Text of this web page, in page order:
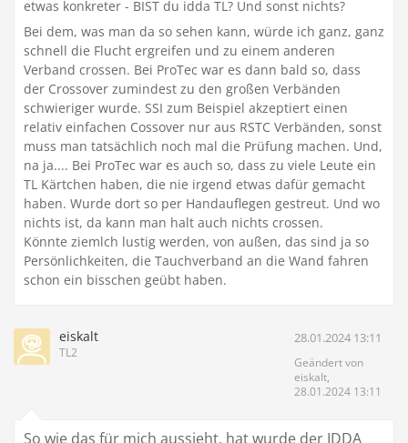
etwas konkreter - BIST du idda TL? Und sonst nichts?
Bei dem, was man da so sehen kann, würde ich ganz, ganz
schnell die Flucht ergreifen und zu einem anderen
Verband crossen. Bei ProTec war es dann bald so, dass
der Crossover zumindest zu den großen Verbänden
schwieriger wurde. SSI zum Beispiel akzeptiert einen
relativ einfachen Cossover nur aus RSTC Verbänden, sonst
muss man tatsächlich noch mal die Prüfung machen. Und,
na ja.... Bei ProTec war es auch so, dass zu viele Leute ein
TL Kärtchen haben, die nie irgend etwas dafür gemacht
haben. Wurde dort so per Handauflegen gestreut. Und wo
nichts ist, da kann man halt auch nichts crossen.
Könnte ziemlch lustig werden, von außen, das sind ja so
Persönlichkeiten, die Tauchverband an die Wand fahren
schon ein bisschen geübt haben.
eiskalt
TL2
28.01.2024 13:11
Geändert von
eiskalt,
28.01.2024 13:11
So wie das für mich aussieht, hat wurde der IDDA